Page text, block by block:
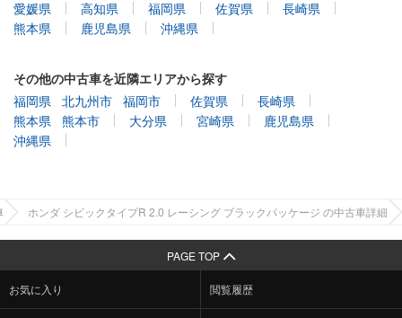
愛媛県
高知県 福岡県 佐賀県
長崎県
熊本県
鹿児島県 沖縄県
その他の中古車を近隣エリアから探す
福岡県
北九州市 福岡市 佐賀県
長崎県
熊本県
熊本市 大分県 宮崎県
鹿児島県
沖縄県
ホンダ シビックタイプR 2.0 レーシング ブラックパッケージ の中古車詳細
PAGE TOP
お気に入り 閲覧履歴